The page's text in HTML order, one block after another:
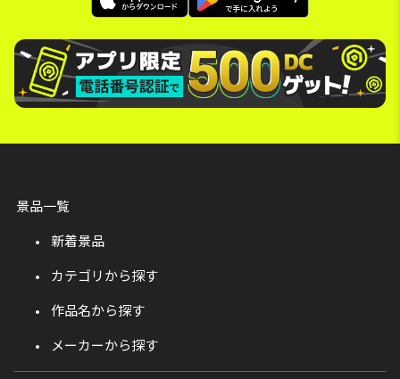
景品一覧
新着景品
カテゴリから探す
作品名から探す
メーカーから探す